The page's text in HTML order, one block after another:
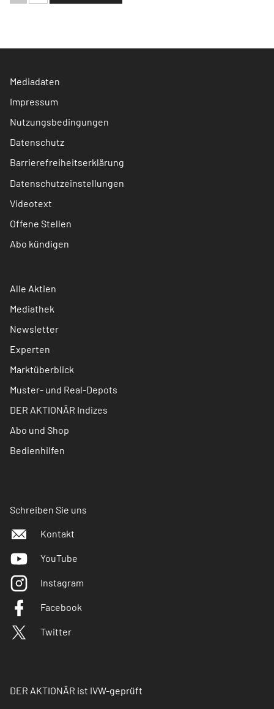
Mediadaten
Impressum
Nutzungsbedingungen
Datenschutz
Barrierefreiheitserklärung
Datenschutzeinstellungen
Videotext
Offene Stellen
Abo kündigen
Alle Aktien
Mediathek
Newsletter
Experten
Marktüberblick
Muster- und Real-Depots
DER AKTIONÄR Indizes
Abo und Shop
Bedienhilfen
Schreiben Sie uns
Kontakt
YouTube
Instagram
Facebook
Twitter
DER AKTIONÄR ist IVW-geprüft